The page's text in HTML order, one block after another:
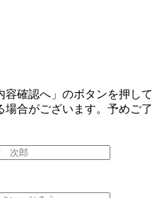
確認へ」のボタンを押して
合がございます。予めご了